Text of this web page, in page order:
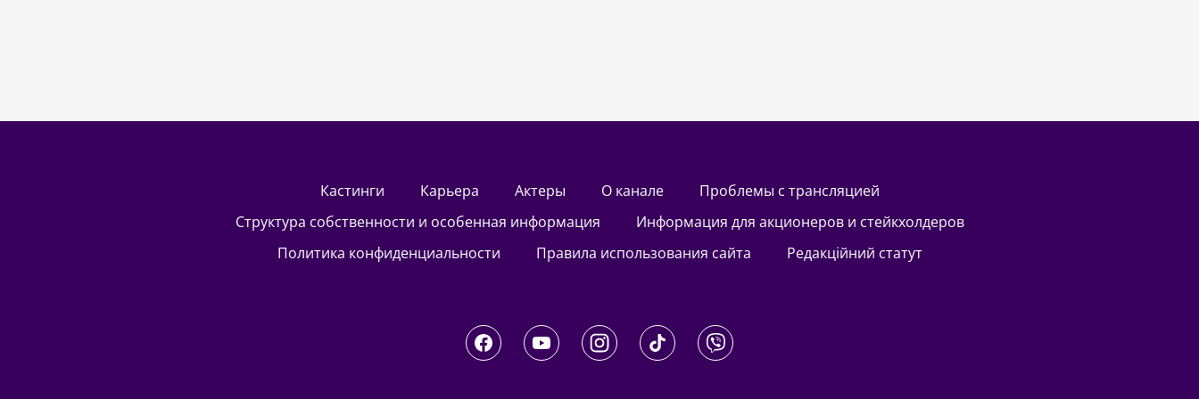
кастинги Карьера актеры О канале
Проблемы с трансляцией
Структура собственности и особенная информация
Информация для акционеров и стейкхолдеров
Политика конфиденциальности
Правила использования сайта Редакційний статут